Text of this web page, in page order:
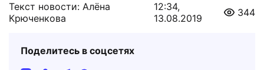
Текст новости: Алёна
Крюченкова
12:34,
13.08.2019
344
Поделитесь в соцсетях